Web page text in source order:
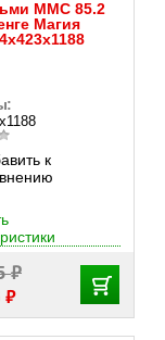
MMC 85.2
Магия
к
₽
₽